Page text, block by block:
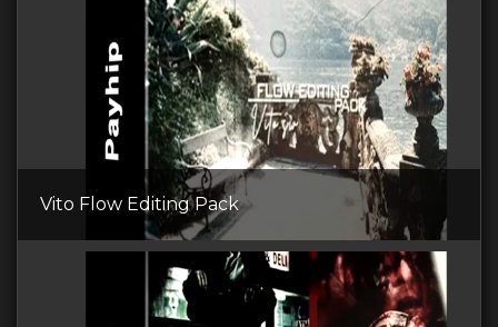
Vito Flow Editing Pack